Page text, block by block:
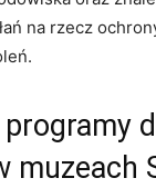
na rzecz
muzeach​